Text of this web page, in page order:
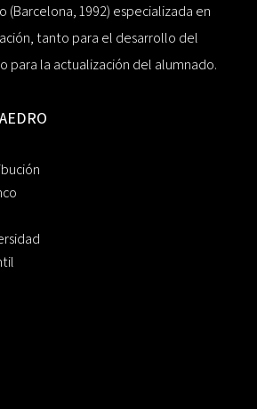
(Barcelona, 1992) especializada en
tanto para el desarrollo del
para la actualización del alumnado.